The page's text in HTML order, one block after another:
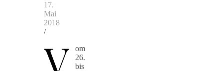
17.
Mai
2018
/
V
om
26.
bis